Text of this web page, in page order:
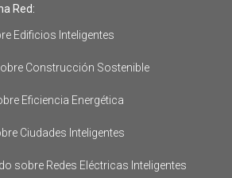
Red:
Edificios Inteligentes
Construcción Sostenible
Eficiencia Energética
Ciudades Inteligentes
sobre Redes Eléctricas Inteligentes